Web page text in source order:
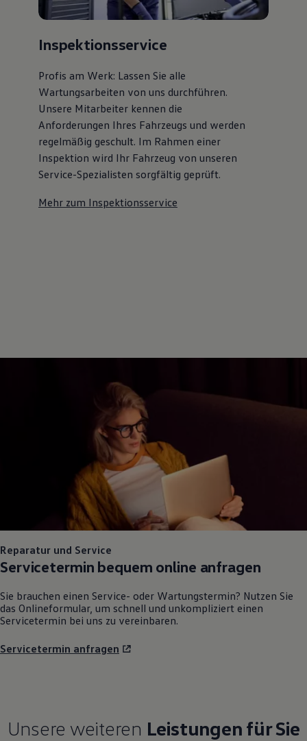
Inspektionsservice
Profis am Werk: Lassen Sie alle
Wartungsarbeiten von uns durchführen.
Unsere Mitarbeiter kennen die
Anforderungen Ihres Fahrzeugs und werden
regelmäßig geschult. Im Rahmen einer
Inspektion wird Ihr Fahrzeug von unseren
Service-Spezialisten sorgfältig geprüft.
Mehr zum Inspektionsservice
Reparatur und Service
Servicetermin bequem online anfragen
Sie brauchen einen Service- oder Wartungstermin? Nutzen Sie
das Onlineformular, um schnell und unkompliziert einen
Servicetermin bei uns zu vereinbaren.
Servicetermin anfragen
Unsere weiteren Leistungen für Sie